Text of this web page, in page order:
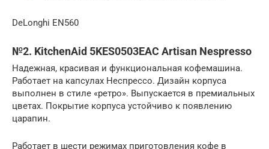
DeLonghi EN560
№2. KitchenAid 5KES0503EAC Artisan Nespresso
Надежная, красивая и функциональная кофемашина.
Работает на капсулах Неспрессо. Дизайн корпуса
выполнен в стиле «ретро». Выпускается в премиальных
цветах. Покрытие корпуса устойчиво к появлению
царапин.
Работает в шести режимах приготовления кофе в